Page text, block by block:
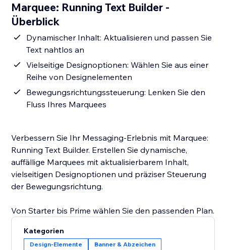
Marquee: Running Text Builder -
Überblick
Dynamischer Inhalt: Aktualisieren und passen Sie
Text nahtlos an
Vielseitige Designoptionen: Wählen Sie aus einer
Reihe von Designelementen
Bewegungsrichtungssteuerung: Lenken Sie den
Fluss Ihres Marquees
Verbessern Sie Ihr Messaging-Erlebnis mit Marquee:
Running Text Builder. Erstellen Sie dynamische,
auffällige Marquees mit aktualisierbarem Inhalt,
vielseitigen Designoptionen und präziser Steuerung
der Bewegungsrichtung.
Von Starter bis Prime wählen Sie den passenden Plan.
Kategorien
Design-Elemente Banner & Abzeichen